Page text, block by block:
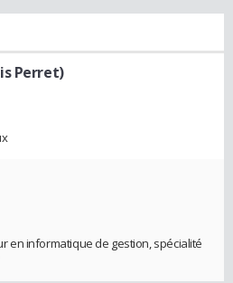
Perret)
en informatique de gestion, spécialité